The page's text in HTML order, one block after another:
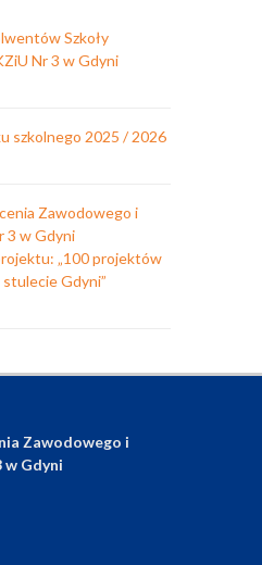
Szkoły
Nr 3 w Gdyni
szkolnego 2025 / 2026
Zawodowego i
3 w Gdyni
„100 projektów
Gdyni”
Zawodowego i
w Gdyni